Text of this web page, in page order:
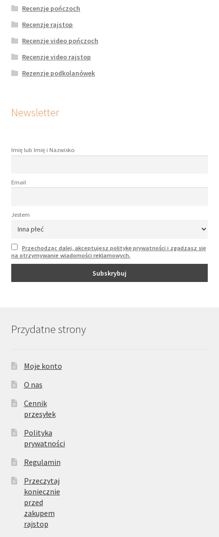
Recenzje pończoch
Recenzje rajstop
Recenzje video pończoch
Recenzje video rajstop
Rezenzje podkolanówek
Newsletter
Imię lub Imię i Nazwisko
Email
Jestem
Przechodząc dalej, akceptujesz politykę prywatności i zgadzasz się
na otrzymywanie wiadomości reklamowych.
Przydatne strony
Moje konto
O nas
Cennik
przesyłek
Polityka
prywatności
Regulamin
Przeczytaj
koniecznie
przed
zakupem
rajstop